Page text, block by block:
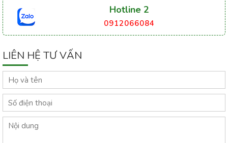
Hotline 2
0912066084
LIÊN HỆ TƯ VẤN